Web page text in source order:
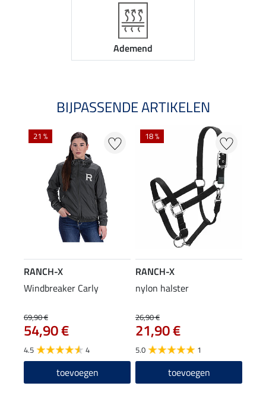
Ademend
BIJPASSENDE ARTIKELEN
21 %
RANCH-X
Windbreaker Carly
69,90 €
54,90 €
4.5 4
toevoegen
18 %
RANCH-X
nylon halster
26,90 €
21,90 €
5.0 1
toevoegen